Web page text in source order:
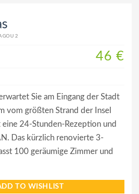
2
46 €
Sie am Eingang der Stadt
vom größten Strand der Insel
24-Stunden-Rezeption und
Das kürzlich renovierte 3-
100 geräumige Zimmer und
TO WISHLIST